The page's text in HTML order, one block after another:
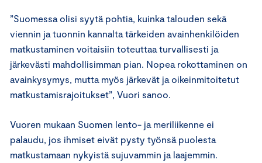
”Suomessa olisi syytä pohtia, kuinka talouden sekä
viennin ja tuonnin kannalta tärkeiden avainhenkilöiden
matkustaminen voitaisiin toteuttaa turvallisesti ja
järkevästi mahdollisimman pian. Nopea rokottaminen on
avainkysymys, mutta myös järkevät ja oikeinmitoitetut
matkustamisrajoitukset”, Vuori sanoo.
Vuoren mukaan Suomen lento- ja meriliikenne ei
palaudu, jos ihmiset eivät pysty työnsä puolesta
matkustamaan nykyistä sujuvammin ja laajemmin.